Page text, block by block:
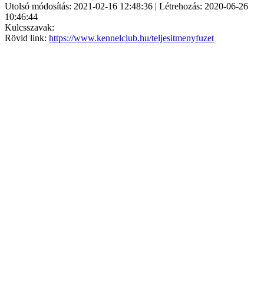
Utolsó módosítás: 2021-02-16 12:48:36 | Létrehozás: 2020-06-26
10:46:44
Kulcsszavak:
Rövid link: https://www.kennelclub.hu/teljesitmenyfuzet